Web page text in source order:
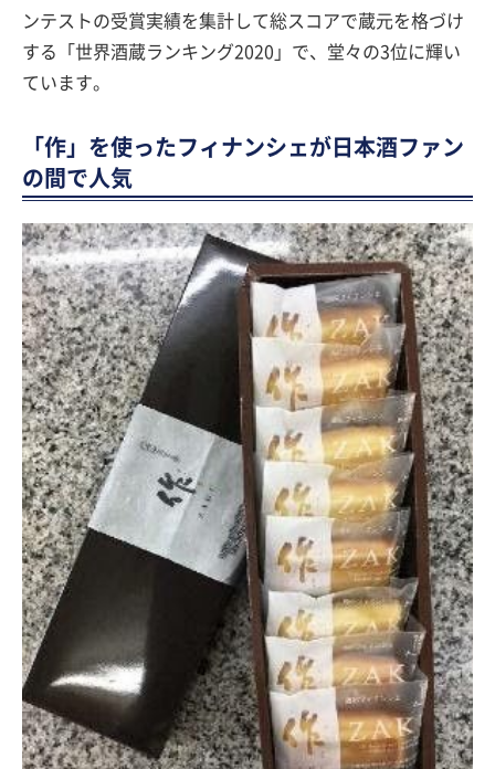
ンテストの受賞実績を集計して総スコアで蔵元を格づけ
する「世界酒蔵ランキング2020」で、堂々の3位に輝い
ています。
「作」を使ったフィナンシェが日本酒ファン
の間で人気